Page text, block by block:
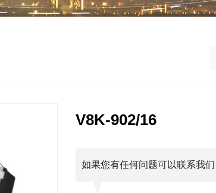
V8K-902/16
如果您有任何问题可以联系我们